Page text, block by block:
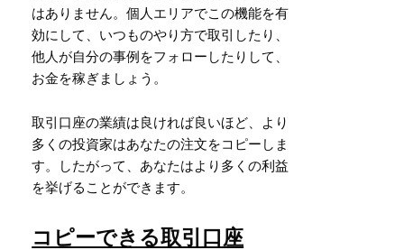
はありません。個人エリアでこの機能を有
効にして、いつものやり方で取引したり、
他人が自分の事例をフォローしたりして、
お金を稼ぎましょう。
取引口座の業績は良ければ良いほど、より
多くの投資家はあなたの注文をコピーしま
す。したがって、あなたはより多くの利益
を挙げることができます。
コピーできる取引口座